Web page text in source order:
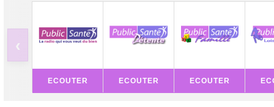
‹
ECOUTER ECOUTER ECOUTER